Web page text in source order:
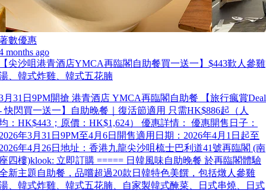
數優惠
months ago
尖沙咀港青酒店YMCA再臨閣自助餐買一送一】$443歎人參雞
、韓式炸雞、韓式五花腩
月31日9PM開搶 港青酒店 YMCA再臨閣自助餐 【旅行瘋賞Deal
快閃買一送一】自助晚餐｜復活節適用 只需HK$886起（人
：HK$443；原價：HK$1,624） 優惠詳情： 優惠開售日子：
年3月31日9PM至4月6日開售適用日期：2026年4月1日起至
年4月26日地址：香港九龍尖沙咀梳士巴利道41號再臨閣 (南
四樓)klook: 立即訂購 ===== 日韓風味自助晚餐 於再臨閣體驗
新主題自助餐，品嚐超過20款日韓特色美饌，包括燉人參雞
、韓式炸雞、韓式五花腩、自家製韓式醃菜、日式串燒、日式